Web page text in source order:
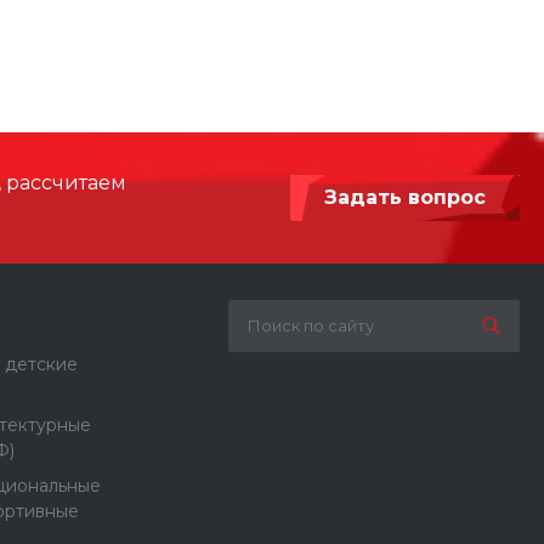
рассчитаем
Задать вопрос